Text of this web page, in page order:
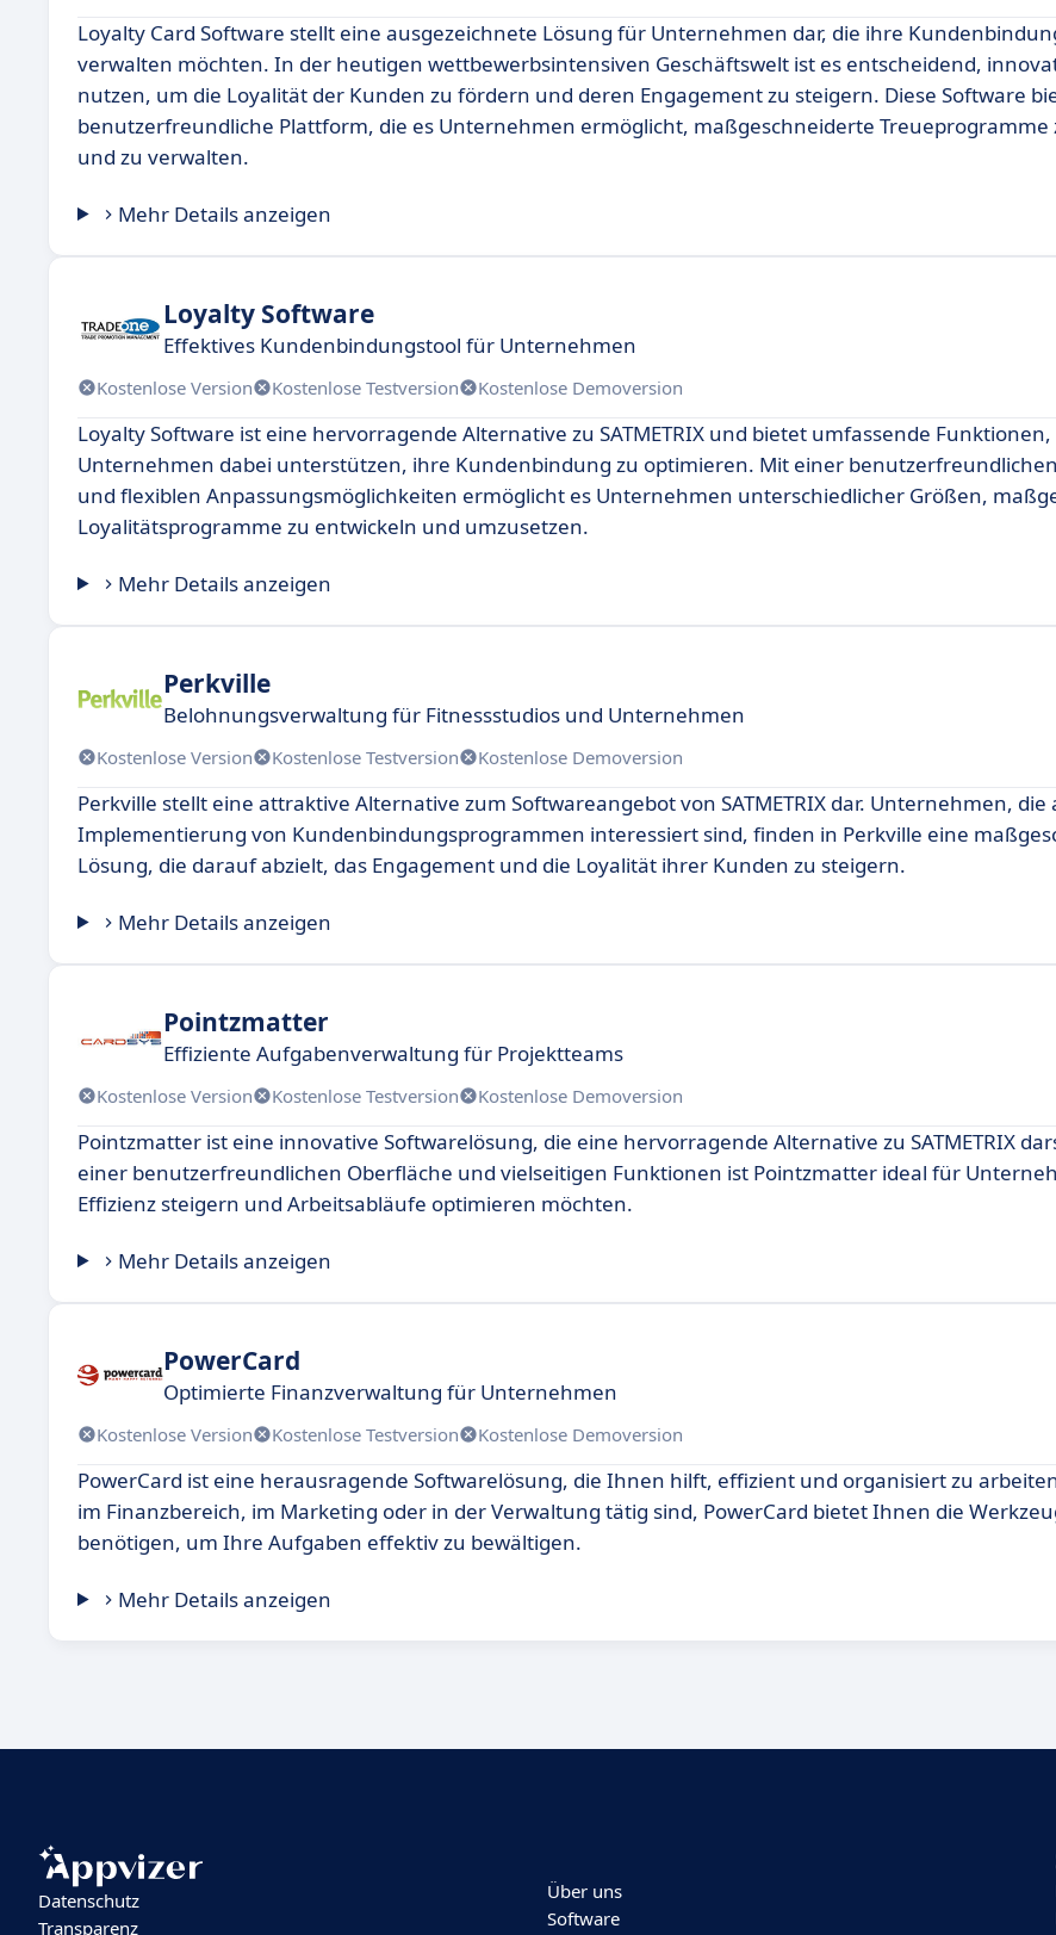
Loyalty Card Software stellt eine ausgezeichnete Lösung für Unternehmen dar, die ihre
verwalten möchten. In der heutigen wettbewerbsintensiven Geschäftswelt ist es entscheidend,
nutzen, um die Loyalität der Kunden zu fördern und deren Engagement zu steigern. Diese Software
benutzerfreundliche Plattform, die es Unternehmen ermöglicht, maßgeschneiderte Treueprogramme
und zu verwalten.
Mehr Details anzeigen
Loyalty Software
Effektives Kundenbindungstool für Unternehmen
Kostenlose Version Kostenlose Testversion Kostenlose Demoversion
Loyalty Software ist eine hervorragende Alternative zu SATMETRIX und bietet umfassende Funktionen,
Unternehmen dabei unterstützen, ihre Kundenbindung zu optimieren. Mit einer
und flexiblen Anpassungsmöglichkeiten ermöglicht es Unternehmen unterschiedlicher Größen,
Loyalitätsprogramme zu entwickeln und umzusetzen.
Mehr Details anzeigen
Perkville
Belohnungsverwaltung für Fitnessstudios und Unternehmen
Kostenlose Version Kostenlose Testversion Kostenlose Demoversion
Perkville stellt eine attraktive Alternative zum Softwareangebot von SATMETRIX dar. Unternehmen, die
Implementierung von Kundenbindungsprogrammen interessiert sind, finden in Perkville eine
Lösung, die darauf abzielt, das Engagement und die Loyalität ihrer Kunden zu steigern.
Mehr Details anzeigen
Pointzmatter
Effiziente Aufgabenverwaltung für Projektteams
Kostenlose Version Kostenlose Testversion Kostenlose Demoversion
Pointzmatter ist eine innovative Softwarelösung, die eine hervorragende Alternative zu SATMETRIX
einer benutzerfreundlichen Oberfläche und vielseitigen Funktionen ist Pointzmatter ideal für
Effizienz steigern und Arbeitsabläufe optimieren möchten.
Mehr Details anzeigen
PowerCard
Optimierte Finanzverwaltung für Unternehmen
Kostenlose Version Kostenlose Testversion Kostenlose Demoversion
PowerCard ist eine herausragende Softwarelösung, die Ihnen hilft, effizient und organisiert zu
im Finanzbereich, im Marketing oder in der Verwaltung tätig sind, PowerCard bietet Ihnen die
benötigen, um Ihre Aufgaben effektiv zu bewältigen.
Mehr Details anzeigen
Datenschutz
Transparenz
Über uns
Software